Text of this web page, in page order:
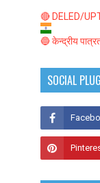
🔴 DELED/
🔵 केन्द्रीय
SOCIAL